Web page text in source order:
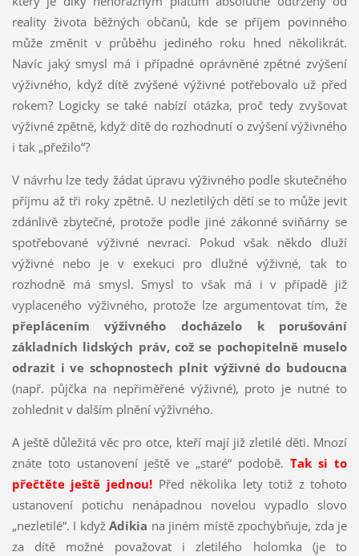
reality života běžných občanů, kde se příjem povinného
může změnit v průběhu jediného roku hned několikrát.
Navíc jaký smysl má i případné oprávněné zpětné zvýšení
výživného, když dítě zvýšené výživné potřebovalo už před
rokem? Logicky se také nabízí otázka, proč tedy zvyšovat
výživné zpětně, když dítě do rozhodnutí o zvýšení výživného
i tak „přežilo“?
V návrhu lze tedy žádat úpravu výživného podle skutečného
příjmu až tři roky zpětně. U nezletilých dětí se to může jevit
zdánlivě zbytečné, protože podle jiné zákonné sviňárny se
spotřebované výživné nevrací. Pokud však někdo dluží
výživné nebo je v exekuci pro dlužné výživné, tak to
rozhodně má smysl. Smysl to však má i v případě již
vyplaceného výživného, protože lze argumentovat tím, že
přeplácením výživného docházelo k porušování
základních lidských práv, což se pochopitelně muselo
odrazit i ve schopnostech plnit výživné do budoucna
(např. půjčka na nepřiměřené výživné), proto je nutné to
zohlednit v dalším plnění výživného.
A ještě důležitá věc pro otce, kteří mají již zletilé děti. Mnozí
znáte toto ustanovení ještě ve „staré“ podobě.Tak si to
přečtěte ještě jednou! Před několika lety totiž z tohoto
ustanovení potichu nenápadnou novelou vypadlo slovo
„nezletilé“. I kdyžAdikia na jiném místě zpochybňuje, zda je
za dítě možné považovat i zletilého holomka (je to